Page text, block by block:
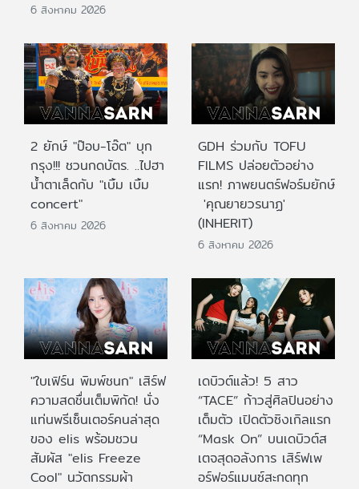
6 สิงหาคม 2026
2 ยักษ์ "ป๊อบ-โอ๊ต" บุก
กรุง!!! ชวนกดบัตร. ..ไปฮา
น้ำตาเล็ดกับ "เบิ้ม เบิ้ม
concert"
6 สิงหาคม 2026
GDH ร่วมกับ TOFU
FILMS ปล่อยตัวอย่าง
แรก! ภาพยนตร์ฟอร์มยักษ์
'คุณยายวรนาฏ'
(INHERIT)
6 สิงหาคม 2026
"ใบเฟิร์น พิมพ์ชนก" เสิร์ฟ
ความสดชื่นเต็มพิกัด! นั่ง
แท่นพรีเซ็นเตอร์คนล่าสุด
ของ elis พร้อมชวน
สัมผัส "elis Freeze
Cool" นวัตกรรมผ้า
เดบิวต์แล้ว! 5 สาว
“TACE” ก้าวสู่ศิลปินอย่าง
เต็มตัว เปิดตัวซิงเกิลแรก
“Mask On” บนเดบิวต์ส
เตจสุดอลังการ เสิร์ฟเพ
อร์ฟอร์แมนซ์สะกดทุก